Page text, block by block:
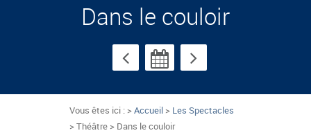
Dans le couloir
Vous êtes ici : >Accueil > Les Spectacles
> Théâtre > Dans le couloir